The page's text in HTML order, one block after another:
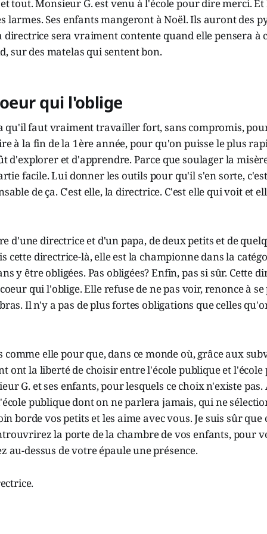
tout. Monsieur G. est venu à l'école pour dire merci.
larmes. Ses enfants mangeront à Noël. Ils auront des
directrice sera vraiment contente quand elle pensera à
sur des matelas qui sentent bon.
qui l'oblige
qu'il faut vraiment travailler fort, sans compromis,
à la fin de la 1ère année, pour qu'on puisse le plus
d'explorer et d'apprendre. Parce que soulager la
facile. Lui donner les outils pour qu'il s'en sorte,
de ça. C'est elle, la directrice. C'est elle qui voit et
d'une directrice et d'un papa, de deux petits et de
cette directrice-là, elle est la championne dans la
y être obligées. Pas obligées? Enfin, pas si sûr. Cette
qui l'oblige. Elle refuse de ne pas voir, renonce à
Il n'y a pas de plus fortes obligations que celles
comme elle pour que, dans ce monde où, grâce aux
ont la liberté de choisir entre l'école publique et l'école
G. et ses enfants, pour lesquels ce choix n'existe
publique dont on ne parlera jamais, qui ne
borde vos petits et les aime avec vous. Je suis sûr
la porte de la chambre de vos enfants, pour
au-dessus de votre épaule une présence.